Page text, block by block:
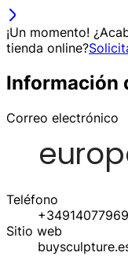
¡Un momento!
tienda online?
Información
Correo electrónico
Teléfono
+34914077969
Sitio web